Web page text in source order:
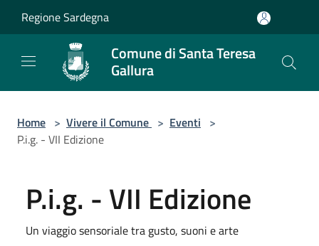
Regione Sardegna
Comune di Santa Teresa
Gallura
Home > Vivere il Comune > Eventi >
P.i.g. - VII Edizione
P.i.g. - VII Edizione
Un viaggio sensoriale tra gusto, suoni e arte